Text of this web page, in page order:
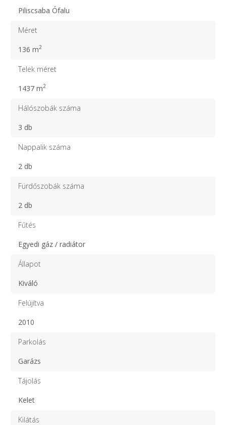
Piliscsaba Ófalu
Méret
136 m2
Telek méret
1437 m2
Hálószobák száma
3 db
Nappalik száma
2 db
Fürdőszobák száma
2 db
Fűtés
Egyedi gáz / radiátor
Állapot
Kiváló
Felújítva
2010
Parkolás
Garázs
Tájolás
Kelet
Kilátás